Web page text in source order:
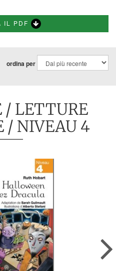
IL PDF
ordina per
/ LETTURE
/ NIVEAU 4